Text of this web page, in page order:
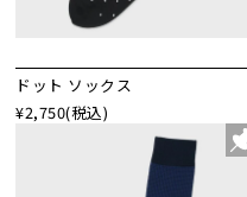
ドット ソックス
¥2,750(税込)